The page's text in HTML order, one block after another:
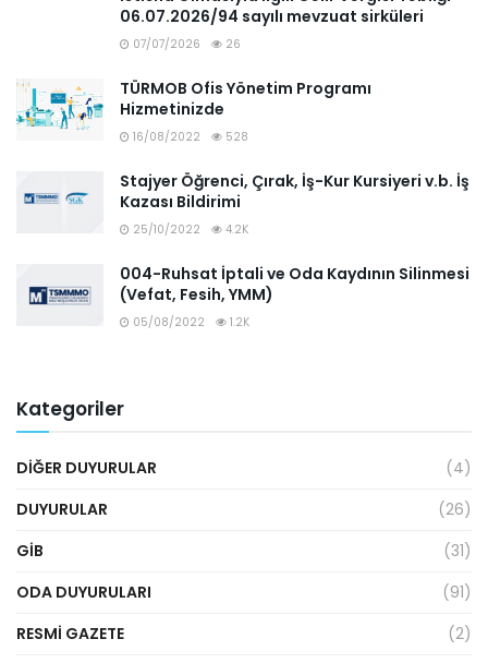
06.07.2026/94 sayılı mevzuat sirküleri
07/07/2026 26
TÜRMOB Ofis Yönetim Programı
Hizmetinizde
16/08/2022 528
Stajyer Öğrenci, Çırak, İş-Kur Kursiyeri v.b. İş
Kazası Bildirimi
25/10/2022 4.2K
004-Ruhsat İptali ve Oda Kaydının Silinmesi
(Vefat, Fesih, YMM)
05/08/2022 1.2K
Kategoriler
DIĞER DUYURULAR
(4)
DUYURULAR
(26)
GİB
(31)
ODA DUYURULARI
(91)
RESMI GAZETE
(2)